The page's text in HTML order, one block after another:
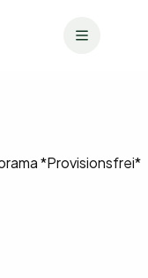
*Provisionsfrei*